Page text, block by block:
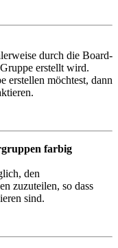
durch die Board-
erstellt wird.
erstellen möchtest, dann
farbig
den
zuzuteilen, so dass
sind.